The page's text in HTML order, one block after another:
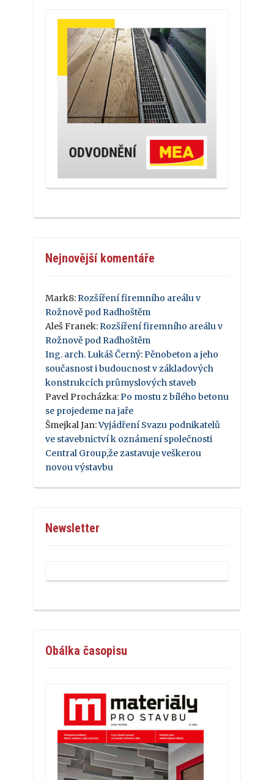
Nejnovější komentáře
Mark8:Rozšíření firemního areálu v
Rožnově pod Radhoštěm
Aleš Franek:Rozšíření firemního areálu v
Rožnově pod Radhoštěm
Ing. arch. Lukáš Černý:Pěnobeton a jeho
současnost i budoucnost v základových
konstrukcích průmyslových staveb
Pavel Procházka:Po mostu z bílého betonu
se projedeme na jaře
Šmejkal Jan:Vyjádření Svazu podnikatelů
ve stavebnictví k oznámení společnosti
Central Group,že zastavuje veškerou
novou výstavbu
Newsletter
Obálka časopisu